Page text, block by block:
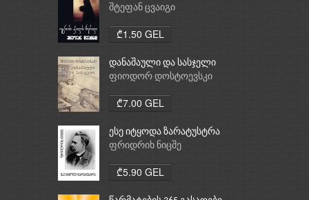
შტეფან ცვაიგი
₾1.50 GEL
დანაშაული და სასჯელი
ფიოდორ დოსტოევსკი
₾7.00 GEL
ესე იტყოდა ზარატუსტრა
ფრიდრიხ ნიცშე
₾5.90 GEL